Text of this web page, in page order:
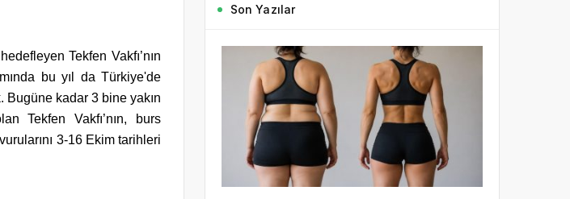
Tekfen Vakfı’nın
bu yıl da Türkiye'de
kadar 3 bine yakın
Tekfen Vakfı’nın, burs
3-16 Ekim tarihleri
Son Yazılar